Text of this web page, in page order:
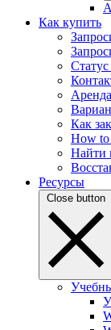
Как купить
Статус
Как
How to
Найти
Ресурсы
Close button